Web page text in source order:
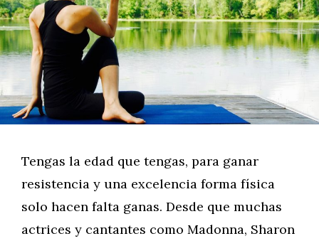
Tengas la edad que tengas, para ganar
resistencia y una excelencia forma física
solo hacen falta ganas. Desde que muchas
actrices y cantantes como Madonna, Sharon